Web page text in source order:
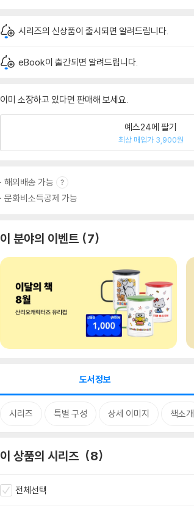
시리즈의 신상품이 출시되면 알려드립니다.
eBook이 출간되면 알려드립니다.
이미 소장하고 있다면 판매해 보세요.
예스24에 팔기
최상 매입가 3,900원
해외배송 가능
문화비소득공제 가능
이 분야의 이벤트 7
도서정보
시리즈 특별 구성 상세 이미지 책소개
이 상품의 시리즈 8
전체선택